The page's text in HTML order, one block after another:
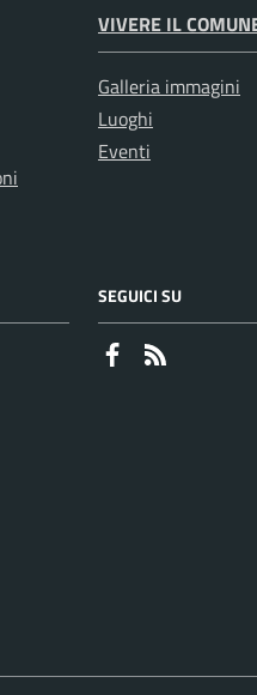
VIVERE IL
Galleria immagini
Luoghi
Eventi
SEGUICI SU
Faceboook